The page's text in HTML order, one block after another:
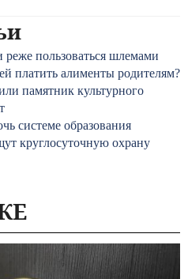
пользоваться шлемами
платить алименты родителям?
памятник культурного
системе образования
круглосуточную охрану